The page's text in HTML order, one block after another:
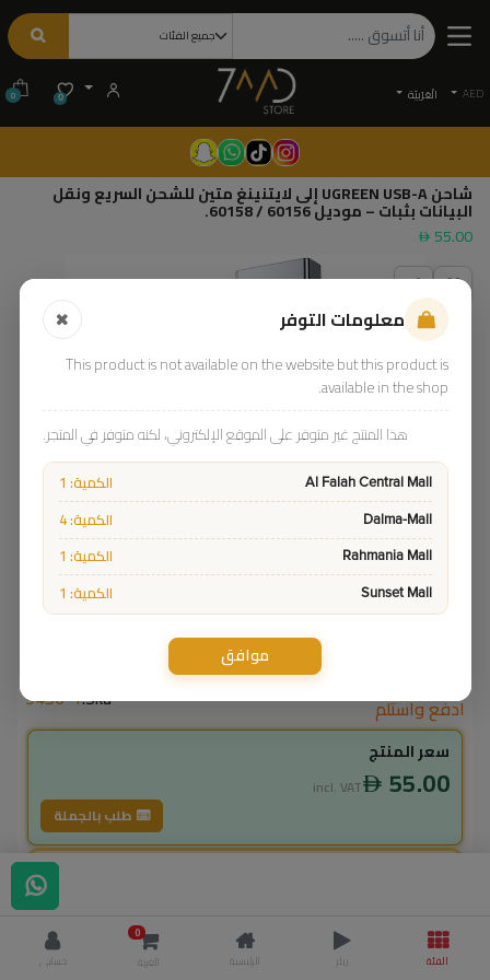
AED الْعَرَبيّة 0
0
شاحن UGREEN USB-A إلى لايتنينغ متين للشحن السريع ونقل
البيانات بثبات – موديل 60156 / 60158.
55.00
ادفع واستلم Sku:
9456-1
سعر المنتج
55.00
incl. VAT
طلب بالجملة
55.00 وفر5.50
معلومات التوفر
This product is not available on the website but this product is
available in the shop.
هذا المنتج غير متوفر على الموقع الإلكتروني، لكنه متوفر في المتجر.
Al Falah Central Mall الكمية: 1
Dalma-Mall الكمية: 4
Rahmania Mall الكمية: 1
Sunset Mall الكمية: 1
موافق
الفئة ريلز الرئيسية
0
العربة
حسابي